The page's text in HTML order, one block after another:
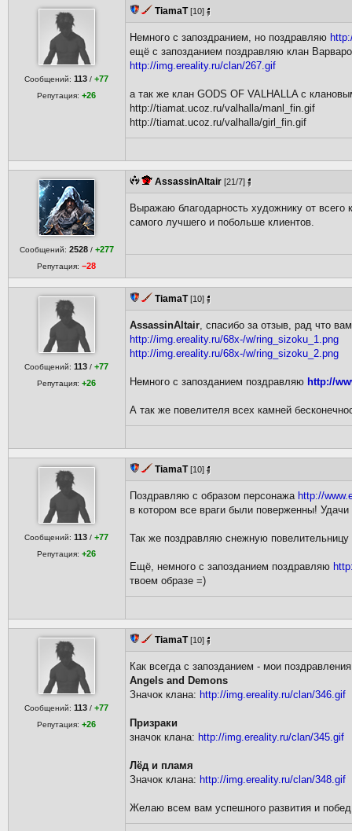
Сообщений:113 /+77
Репутация:+26
TiamaT[10]
Немного с запоздранием, но поздравляю
ещё с запозданием поздравляю клан
http://img.ereality.ru/clan/267.gif
а так же клан GODS OF VALHALLA с
http://tiamat.ucoz.ru/valhalla/manl_fin.gif
http://tiamat.ucoz.ru/valhalla/girl_fin.gif
Сообщений: 2528 / +277
Репутация:−28
AssassinAltair [21/7]
Выражаю благодарность художнику от всего
самого лучшего и побольше клиентов.
Сообщений:113 /+77
Репутация:+26
TiamaT[10]
AssassinAltair, спасибо за отзыв, рад что
http://img.ereality.ru/68x-/w/ring_sizoku_1.png
http://img.ereality.ru/68x-/w/ring_sizoku_2.png
Немного с запозданием поздравляю http://
А так же повелителя всех камней
Сообщений:113 /+77
Репутация:+26
TiamaT[10]
Поздравляю с образом персонажа http://
в котором все враги были поверженны!
Так же поздравляю снежную повелительницу
Ещё, немного с запозданием поздравляю
твоем образе =)
Сообщений:113 /+77
Репутация:+26
TiamaT[10]
Как всегда с запозданием - мои
Angels and Demons
Значок клана: http://img.ereality.ru/clan/346.gif
Призраки
значок клана: http://img.ereality.ru/clan/345.gif
Лёд и пламя
Значок клана: http://img.ereality.ru/clan/348.gif
Желаю всем вам успешного развития и